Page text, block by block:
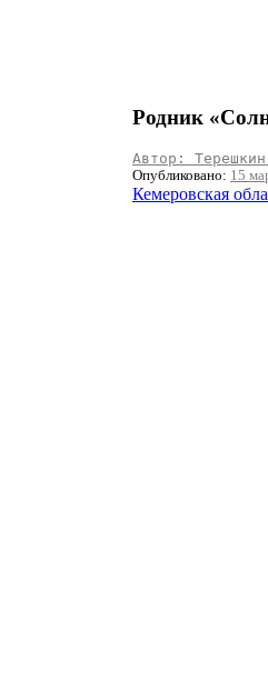
Родник
Автор:
Опубликовано: 15
Кемеровская